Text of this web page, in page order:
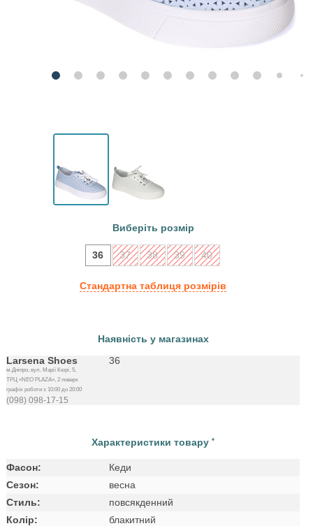
Виберіть розмір
36 37 38 39 40
Стандартна таблиця розмірів
Наявність у магазинах
Larsena Shoes
м.Дніпро, вул. Марії Кюрі, 5,
ТРЦ «NEO PLAZA», 2 поверх
графік роботи з 10:00 до 20:00
(098) 098-17-15
36
Характеристики товару *
Фасон:
Кеди
Сезон:
весна
Стиль:
повсякденний
Колір:
блакитний